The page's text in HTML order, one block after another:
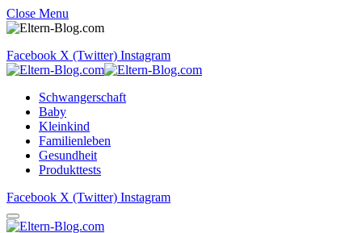
Close Menu
Facebook X (Twitter) Instagram
Schwangerschaft
Baby
Kleinkind
Familienleben
Gesundheit
Produkttests
Facebook X (Twitter) Instagram